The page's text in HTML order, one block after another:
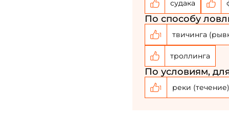
судака
По способу
1 твичинга
троллинга
По условиям,
1 реки (течение)